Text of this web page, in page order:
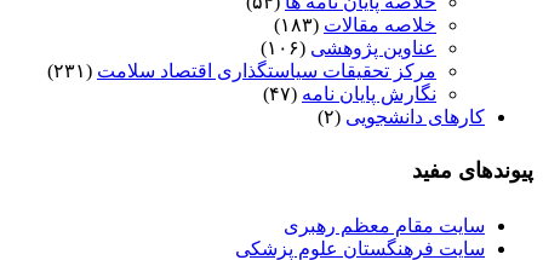
خلاصه مقالات (۱۸۳)
عناوین پژوهشی (۱۰۶)
مرکز تحقیقات سیاستگذاری اقتصاد سلامت (۲۳۱)
نگارش پایان نامه (۴۷)
کارهای دانشجویی (۲)
پیوندهای مفید
سایت مقام معظم رهبری
سایت فرهنگستان علوم پزشکی